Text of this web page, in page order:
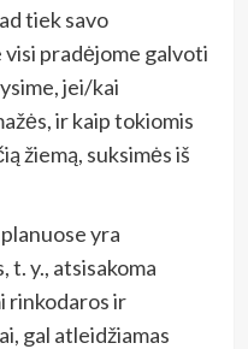
tiek savo
pradėjome galvoti
jei/kai
ir kaip tokiomis
žiemą, suksimės iš
yra
t. y., atsisakoma
rinkodaros ir
gal atleidžiamas